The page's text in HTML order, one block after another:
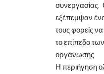
συνεργασίας.
εξέπεμψαν
τους φορείς
το επίπεδο
οργάνωσης.
Η περιήγηση